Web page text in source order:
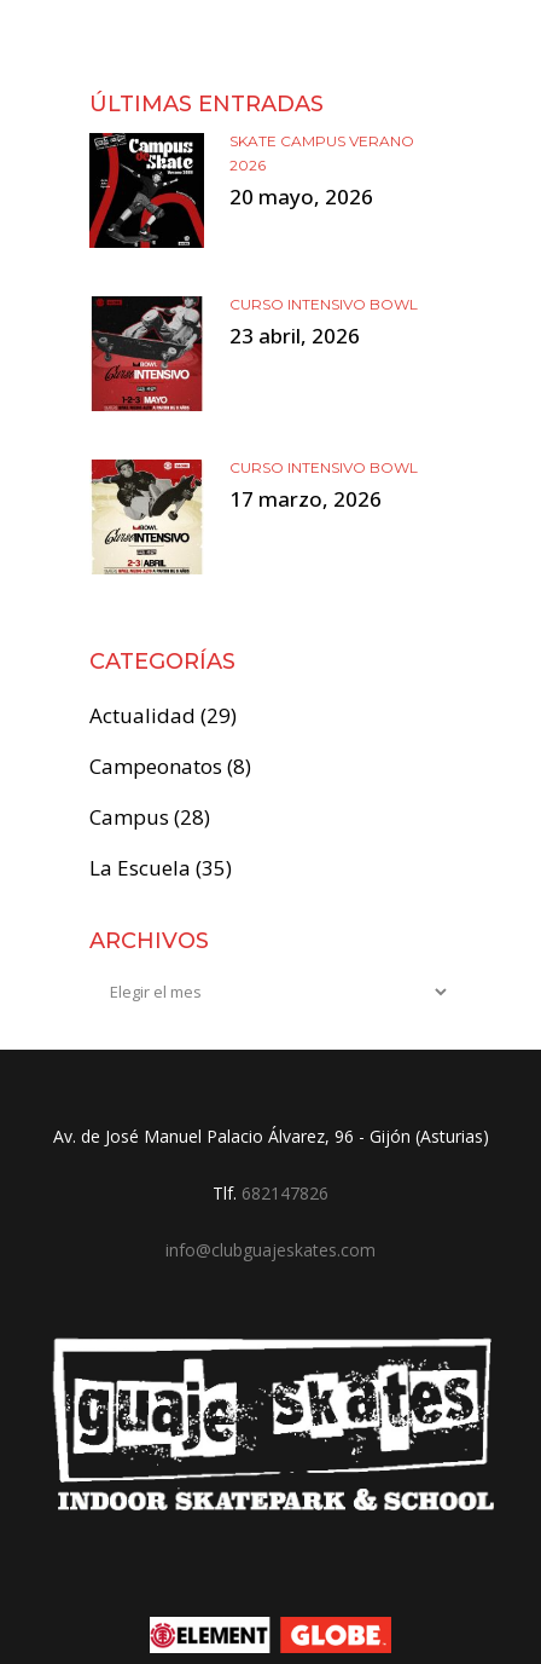
ÚLTIMAS ENTRADAS
SKATE CAMPUS VERANO
2026
20 mayo, 2026
CURSO INTENSIVO BOWL
23 abril, 2026
CURSO INTENSIVO BOWL
17 marzo, 2026
CATEGORÍAS
Actualidad (29)
Campeonatos (8)
Campus (28)
La Escuela (35)
ARCHIVOS
Archivos
Av. de José Manuel Palacio Álvarez, 96 - Gijón (Asturias)
Tlf. 682147826
info@clubguajeskates.com